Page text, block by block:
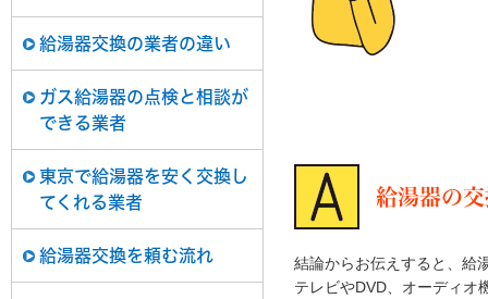
給湯器交換の業者の違い
ガス給湯器の点検と相談が
できる業者
東京で給湯器を安く交換し
てくれる業者
給湯器交換を頼む流れ
給湯器の
結論からお伝えすると、給
テレビやDVD、オーディオ